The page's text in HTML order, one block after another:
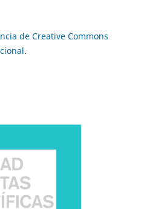
de Creative Commons
.